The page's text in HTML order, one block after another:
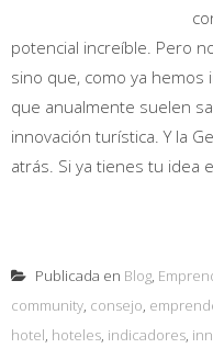
potencial increíble. Pero
sino que, como ya hemos
que anualmente suelen
innovación turística. Y la
atrás. Si ya tienes tu idea
Publicada en Blog,
community, consejo,
hotel, hoteles, indicadores,